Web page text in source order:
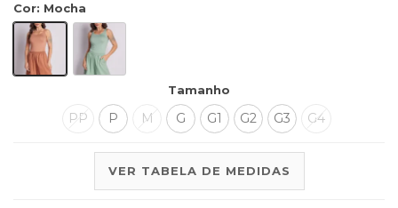
Cor: Mocha
Tamanho
PP P M G G1 G2 G3 G4
VER TABELA DE MEDIDAS